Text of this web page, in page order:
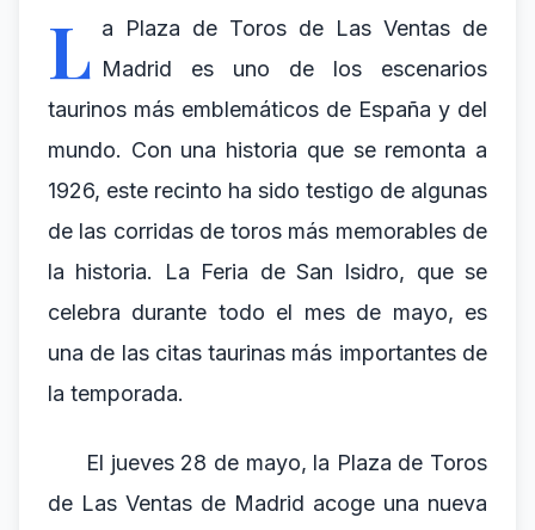
L a Plaza de Toros de Las Ventas de
Madrid es uno de los escenarios
taurinos más emblemáticos de España y del
mundo. Con una historia que se remonta a
1926, este recinto ha sido testigo de algunas
de las corridas de toros más memorables de
la historia. La Feria de San Isidro, que se
celebra durante todo el mes de mayo, es
una de las citas taurinas más importantes de
la temporada.
El jueves 28 de mayo, la Plaza de Toros
de Las Ventas de Madrid acoge una nueva